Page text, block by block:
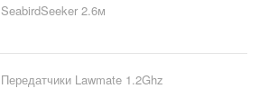
SeabirdSeeker 2.6м
Передатчики Lawmate 1.2Ghz